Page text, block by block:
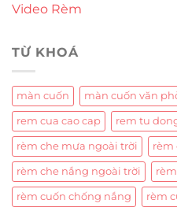
Video Rèm
TỪ KHOÁ
màn cuốn màn cuốn văn
rem cua cao cap rem tu
rèm che mưa ngoài trời rèm
rèm che nắng ngoài trời
rèm cuốn chống nắng rèm